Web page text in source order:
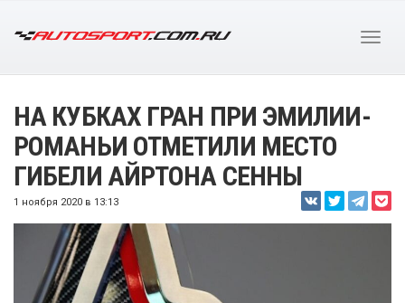
НА КУБКАХ ГРАН ПРИ ЭМИЛИИ-
РОМАНЬИ ОТМЕТИЛИ МЕСТО
ГИБЕЛИ АЙРТОНА СЕННЫ
1 ноября 2020 в 13:13